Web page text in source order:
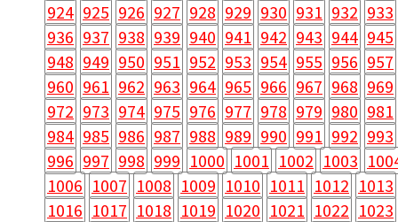
924 925 926 927 928 929 930 931 932 933
936 937 938 939 940 941 942 943 944 945
948 949 950 951 952 953 954 955 956 957
960 961 962 963 964 965 966 967 968 969
972 973 974 975 976 977 978 979 980 981
984 985 986 987 988 989 990 991 992 993
996 997 998 999 1000 1001 1002 1003
1006 1007 1008 1009 1010 1011 1012 1013
1016 1017 1018 1019 1020 1021 1022 1023